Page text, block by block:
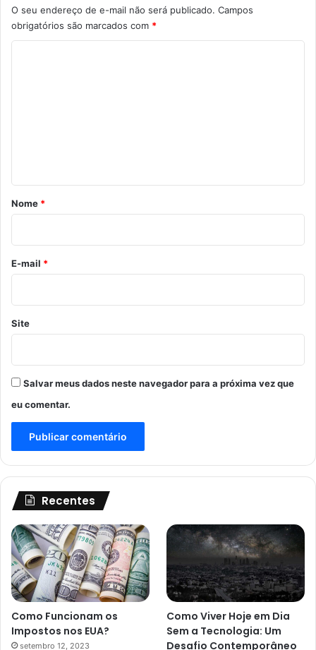
O seu endereço de e-mail não será publicado. Campos
obrigatórios são marcados com *
r
o
*
Nome *
E-mail *
Site
Salvar meus dados neste navegador para a próxima vez que
eu comentar.
Recentes
Como Funcionam os
Impostos nos EUA?
setembro 12, 2023
Como Viver Hoje em Dia
Sem a Tecnologia: Um
Desafio Contemporâneo